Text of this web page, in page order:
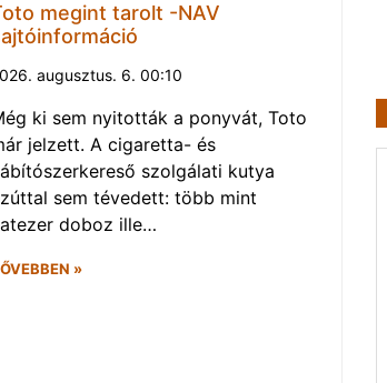
megint tarolt -NAV
augusztus. 6. 00:10
ki sem nyitották a ponyvát, Toto
jelzett. A cigaretta- és
szolgálati kutya
sem tévedett: több mint
doboz ille…
»